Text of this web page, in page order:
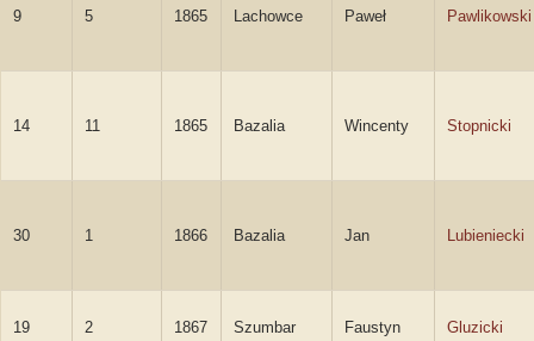
9 5 1865 Lachowce Paweł Pawlikowski
14 11 1865 Bazalia Wincenty Stopnicki
30 1 1866 Bazalia Jan Lubieniecki
19 2 1867 Szumbar Faustyn Gluzicki